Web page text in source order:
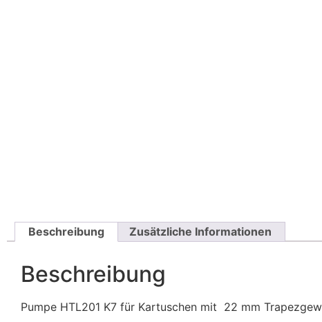
Beschreibung Zusätzliche Informationen
Beschreibung
Pumpe HTL201 K7 für Kartuschen mit 22 mm